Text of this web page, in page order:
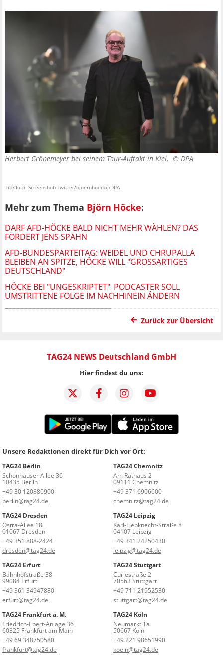
Herbert Grönemeyer bei seinem Tour-Auftakt in Kiel. © DPA
Titelfoto: Screenshot/Twitter/bjoernhoecke/DPA
Mehr zum Thema Björn Höcke:
DARF AFD-HÖCKE BALD NICHT MEHR WÄHLEN? DAS
FORDERT JENS SPAHN
AFD-BUNDESPARTEITAG: WEIDEL UND CHRUPALLA
BLEIBEN AN SPITZE, HÖCKE WILL "GROSSARTIGES D
EUTSCHLAND"
HÖCKE BEI "UNGESKRIPTET": PODCASTER SOLL
UMSTRITTENE FOLGE IM NACHHINEIN ÄNDERN
Zurück zur Übersicht
TAG24 NEWS Deutschland GmbH
Hier findest du uns:
Unsere Redaktionen direkt für Dich vor Ort:
TAG24 Berlin
Schönhauser Allee 36
10435 Berlin
+49 30 120880900
berlin@tag24.de
TAG24 Chemnitz
Am Rathaus 2
09111 Chemnitz
+49 371 6906600
chemnitz@tag24.de
TAG24 Dresden
Ostra-Allee 18
01067 Dresden
+49 351 888-2424
dresden@tag24.de
TAG24 Leipzig
Karl-Liebknecht-Straße 8
04107 Leipzig
+49 341 24250430
leipzig@tag24.de
TAG24 Erfurt
Bahnhofstraße 38
99084 Erfurt
+49 361 34947880
erfurt@tag24.de
TAG24 Stuttgart
Curiestraße 2
70563 Stuttgart
+49 711 21952530
stuttgart@tag24.de
TAG24 Frankfurt a. M.
Friedrich-Ebert-Anlage 36
60325 Frankfurt am Main
+49 69 348750580
frankfurt@tag24.de
TAG24 Köln
Neumarkt 1a
50667 Köln
+49 221 98651990
koeln@tag24.de